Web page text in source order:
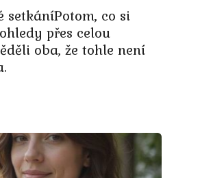
setkáníPotom, co si
přes celou
oba, že tohle není